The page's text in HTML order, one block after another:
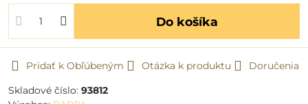
Do košíka
Pridať k Obľúbeným Otázka k produktu
Doručenia
Skladové číslo: 93812